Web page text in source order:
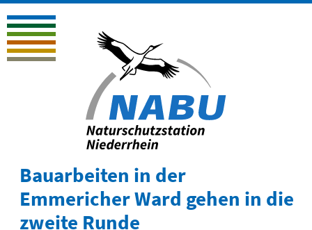
Bauarbeiten in der
Emmericher Ward gehen in die
zweite Runde